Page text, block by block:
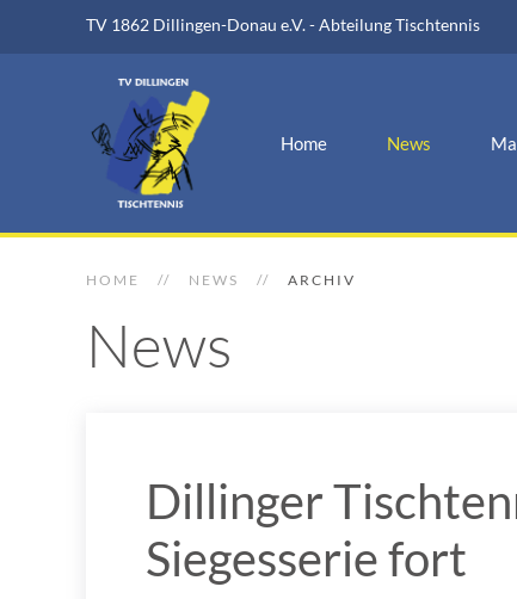
TV 1862 Dillingen-Donau e.V. - Abteilung Tischtennis
Home News
HOME NEWS ARCHIV
News
Dillinger
Siegesserie fort